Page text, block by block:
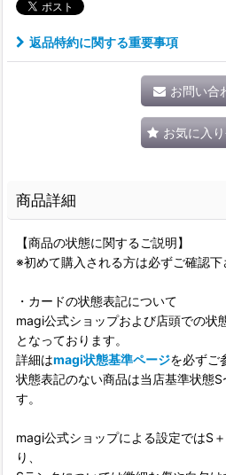
返品特約に関する重要事項
お問い合
お気に入
商品詳細
【商品の状態に関するご説明】
※初めて購入される方は必ずご確認下
・カードの状態表記について
magi公式ショップおよび店頭での状
となっております。
詳細はmagi状態基準ページを必ずご
状態表記のない商品は当店基準状態
す。
magi公式ショップによる設定ではS
り、